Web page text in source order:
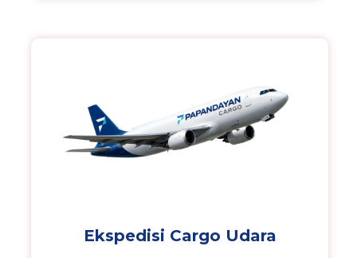
Ekspedisi Cargo Udara